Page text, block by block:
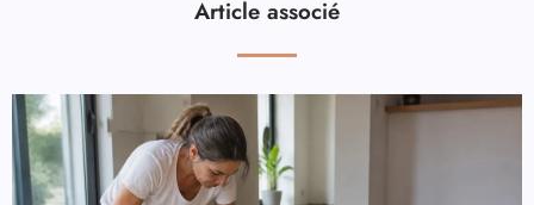
Article associé